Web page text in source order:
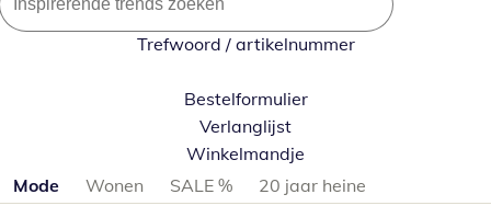
Trefwoord / artikelnummer
Bestelformulier
Verlanglijst
Winkelmandje
Productcategorieën overslaan
Mode Wonen SALE %
20 jaar heine